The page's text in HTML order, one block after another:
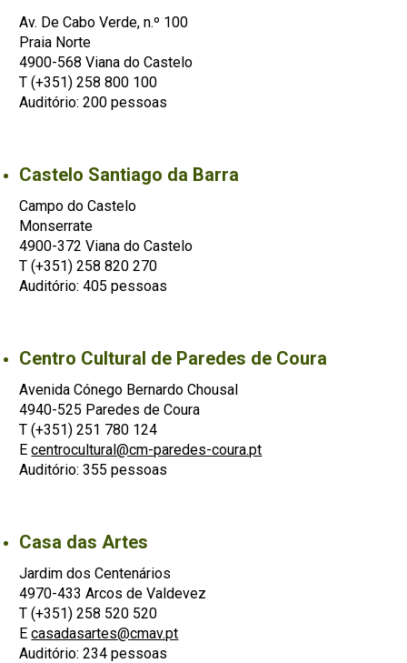
Av. De Cabo Verde, n.º 100
Praia Norte
4900-568 Viana do Castelo
T (+351) 258 800 100
Auditório: 200 pessoas
Castelo Santiago da Barra
Campo do Castelo
Monserrate
4900-372 Viana do Castelo
T (+351) 258 820 270
Auditório: 405 pessoas
Centro Cultural de Paredes de Coura
Avenida Cónego Bernardo Chousal
4940-525 Paredes de Coura
T (+351) 251 780 124
Ecentrocultural@cm-paredes-coura.pt
Auditório: 355 pessoas
Casa das Artes
Jardim dos Centenários
4970-433 Arcos de Valdevez
T (+351) 258 520 520
Ecasadasartes@cmav.pt
Auditório: 234 pessoas